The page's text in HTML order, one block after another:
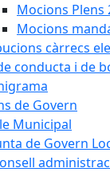
Mocions Plens
Mocions
càrrecs
conducta i de
de Govern
Municipal
de Govern